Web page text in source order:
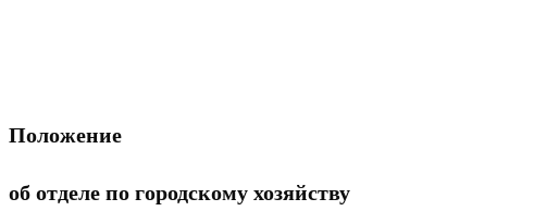
Положение
об отделе по городскому хозяйству